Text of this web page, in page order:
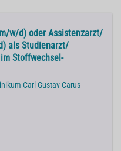
w/d) oder Assistenzarzt/
als Studienarzt/
Stoffwechsel-
Carl Gustav Carus